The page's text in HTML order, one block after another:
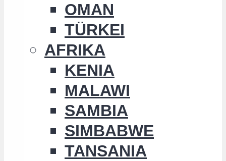
OMAN
TÜRKEI
AFRIKA
KENIA
MALAWI
SAMBIA
SIMBABWE
TANSANIA